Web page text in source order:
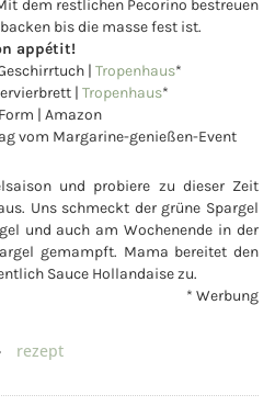
dem restlichen Pecorino bestreuen
bis die masse fest ist.
appétit!
| Tropenhaus*
| Tropenhaus*
| Amazon
vom Margarine-genießen-Event
und probiere zu dieser Zeit
Uns schmeckt der grüne Spargel
und auch am Wochenende in der
gemampft. Mama bereitet den
Sauce Hollandaise zu.
* Werbung
rezept